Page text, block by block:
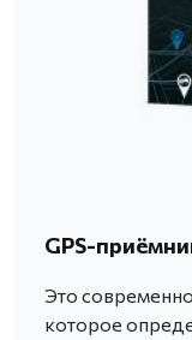
GPS-
Это
которое